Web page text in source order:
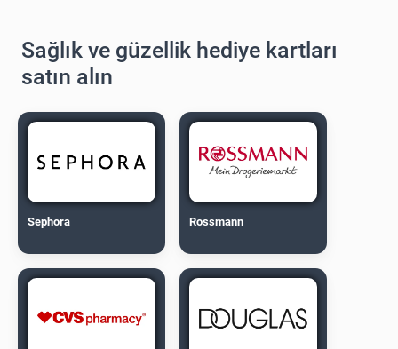
Sağlık ve güzellik hediye kartları
satın alın
Sephora Rossmann